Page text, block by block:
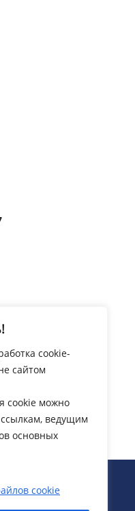
cookie-
сайтом
cookie можно
ведущим
основных
cookie